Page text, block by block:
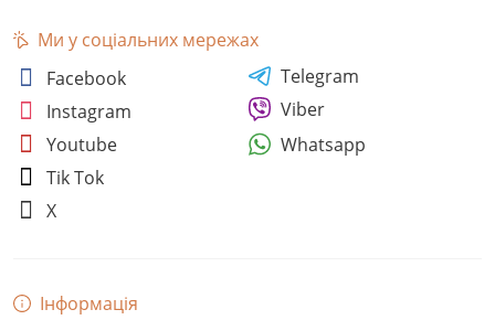
Інформація
Ми у соціальних мережах
Facebook
Instagram
Youtube
Tik Tok
X
Telegram
Viber
Whatsapp